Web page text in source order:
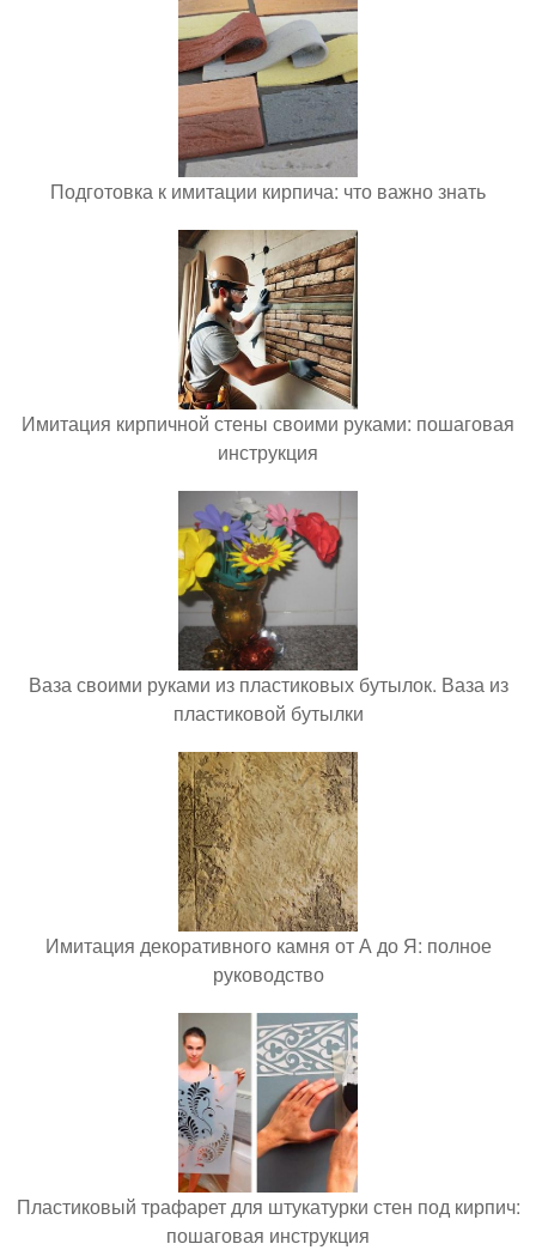
Подготовка к имитации кирпича: что важно знать
Имитация кирпичной стены своими руками: пошаговая
инструкция
Ваза своими руками из пластиковых бутылок. Ваза из
пластиковой бутылки
Имитация декоративного камня от А до Я: полное
руководство
Пластиковый трафарет для штукатурки стен под кирпич:
пошаговая инструкция